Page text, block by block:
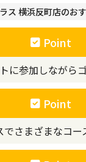
ス 横浜反町店のお
Point
に参加しながら
Point
でさまざまなコ